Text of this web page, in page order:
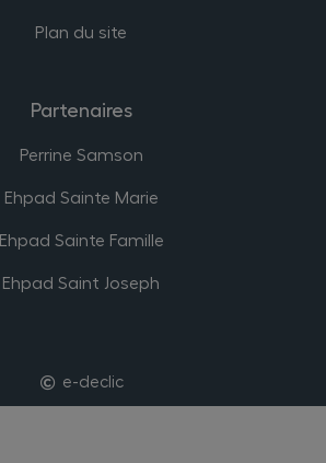
Plan du site
Partenaires
Perrine Samson
Ehpad Sainte Marie
Ehpad Sainte Famille
Ehpad Saint Joseph
e-declic